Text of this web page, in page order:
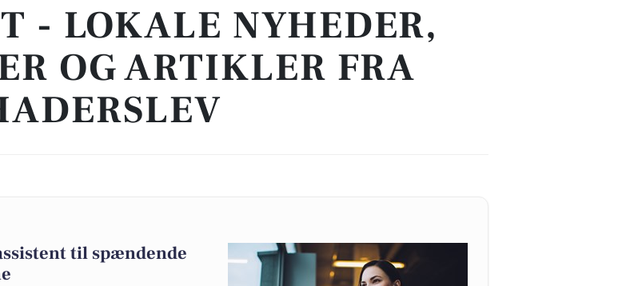
- LOKALE NYHEDER,
OG ARTIKLER FRA
til spændende